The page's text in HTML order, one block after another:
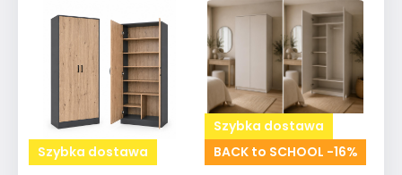
Szybka dostawa
Szybka dostawa
BACK to SCHOOL -16%